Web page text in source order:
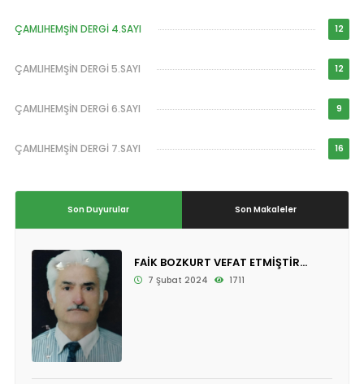
ÇAMLIHEMŞİN DERGİ 4.SAYI 12
ÇAMLIHEMŞİN DERGİ 5.SAYI 12
ÇAMLIHEMŞİN DERGİ 6.SAYI 9
ÇAMLIHEMŞİN DERGİ 7.SAYI 16
Son Duyurular Son Makaleler
FAİK BOZKURT VEFAT ETMİŞTİR...
7 Şubat 2024 1711